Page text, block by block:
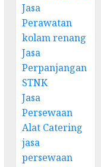
Jasa
Perawatan
kolam renang
Jasa
Perpanjangan
STNK
Jasa
Persewaan
Alat Catering
jasa
persewaan